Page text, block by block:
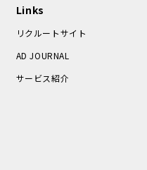
Links
リクルートサイト
AD JOURNAL
サービス紹介